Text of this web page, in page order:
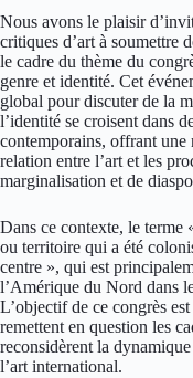
Nous avons le plaisir
critiques d’art à soumettre
le cadre du thème du
genre et identité. Cet
global pour discuter de la
l’identité se croisent dans
contemporains, offrant
relation entre l’art et les
marginalisation et de
Dans ce contexte, le terme
ou territoire qui a été
centre », qui est
l’Amérique du Nord dans
L’objectif de ce congrès
remettent en question les
reconsidèrent la
l’art international.